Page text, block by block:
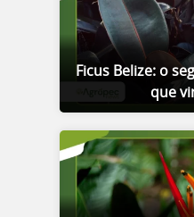
Ficus Belize: o
que